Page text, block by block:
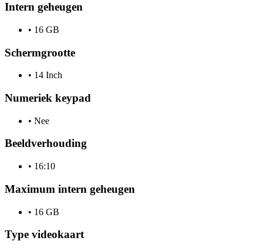
Intern geheugen
• 16 GB
Schermgrootte
• 14 Inch
Numeriek keypad
• Nee
Beeldverhouding
• 16:10
Maximum intern geheugen
• 16 GB
Type videokaart